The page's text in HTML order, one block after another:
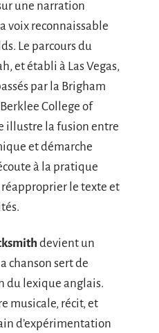
une narration
voix reconnaissable
Le parcours du
et établi à Las Vegas,
par la Brigham
College of
illustre la fusion entre
et démarche
à la pratique
réapproprier le texte et
devient un
chanson sert de
du lexique anglais.
musicale, récit, et
d’expérimentation